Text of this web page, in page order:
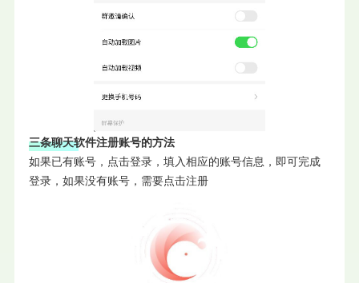
三条聊天软件注册账号的方法
如果已有账号，点击登录，填入相应的账号信息，即可完成
登录，如果没有账号，需要点击注册